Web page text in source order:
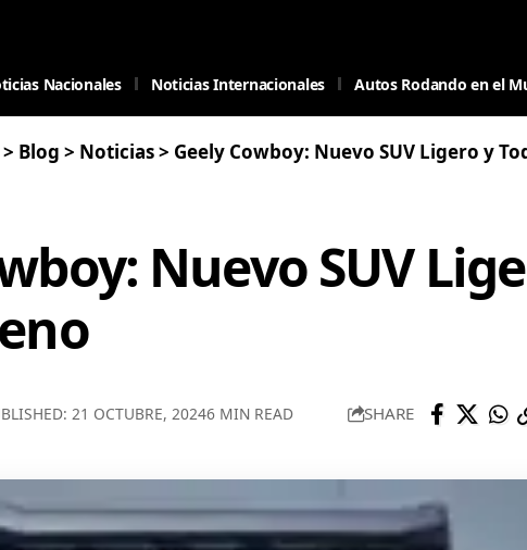
Nacionales Noticias Internacionales Autos Rodando en el
> Blog > Noticias> Geely Cowboy: Nuevo SUV Ligero y
Nuevo SUV
21 OCTUBRE, 20246 MIN READ SHARE